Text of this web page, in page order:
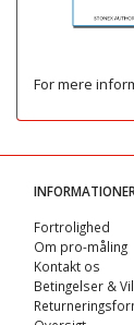
For mere
INFORMATIONER
Fortrolighed
Om pro-måling
Kontakt os
Betingelser &